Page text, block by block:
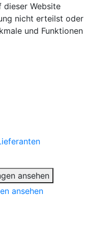
dieser Website
nicht erteilst oder
und Funktionen
ansehen
ansehen